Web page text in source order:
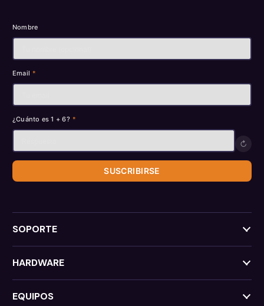
Nombre
Email *
¿Cuánto es 1 + 6? *
↻
SUSCRIBIRSE
SOPORTE
HARDWARE
EQUIPOS